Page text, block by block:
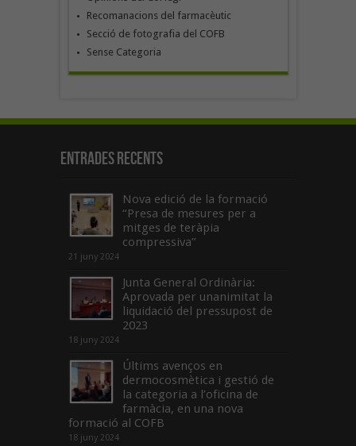
Recomanacions del farmacèutic
Secció de fotografia del COFB
Sense Categoria
Entrades recents
Nova edició de la formació
“Presa de mesures per a
mitges de teràpia
compressiva”
21 juny 2024
Junta General Ordinària:
Aprovada per unanimitat la
liquidació del pressupost de
2023
18 juny 2024
Últims avenços en
dermocosmètica i gestió de
la categoria a l’oficina de
farmàcia, en una nova
formació al COFB
18 juny 2024